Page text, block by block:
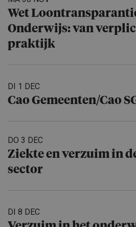
Wet
Onderwijs: van
praktijk
DI 1 DEC
Cao Gemeenten/​Cao
DO 3 DEC
Ziekte en verzuim in
sector
DI 8 DEC